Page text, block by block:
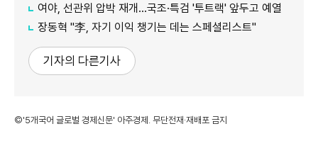
여야, 선관위 압박 재개…국조·특검 '투트랙' 앞두고 예열
장동혁 "李, 자기 이익 챙기는 데는 스페셜리스트"
기자의 다른기사
©'5개국어 글로벌 경제신문' 아주경제. 무단전재·재배포 금지